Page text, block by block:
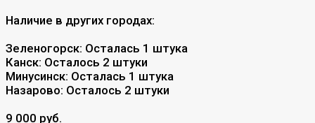
Наличие в других городах:
Зеленогорск: Осталась 1 штука
Канск: Осталось 2 штуки
Минусинск: Осталась 1 штука
Назарово: Осталось 2 штуки
9 000 руб.